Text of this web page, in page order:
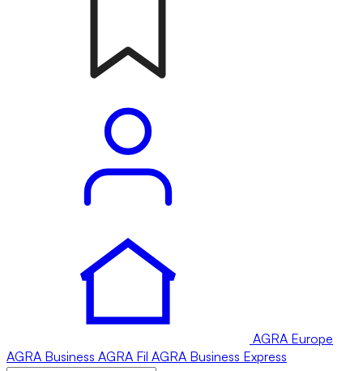
AGRA Europe
AGRA Business AGRA Fil AGRA Business Express